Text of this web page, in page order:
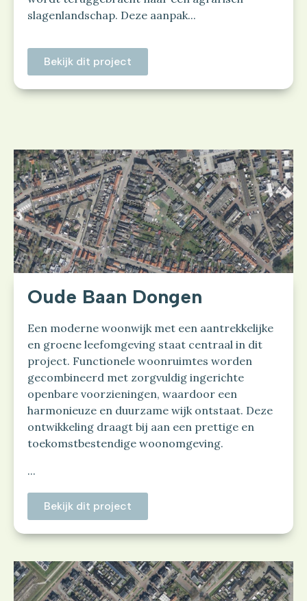
slagenlandschap. Deze aanpak...
Bekijk dit project
Oude Baan Dongen
Een moderne woonwijk met een aantrekkelijke
en groene leefomgeving staat centraal in dit
project. Functionele woonruimtes worden
gecombineerd met zorgvuldig ingerichte
openbare voorzieningen, waardoor een
harmonieuze en duurzame wijk ontstaat. Deze
ontwikkeling draagt bij aan een prettige en
toekomstbestendige woonomgeving.
...
Bekijk dit project